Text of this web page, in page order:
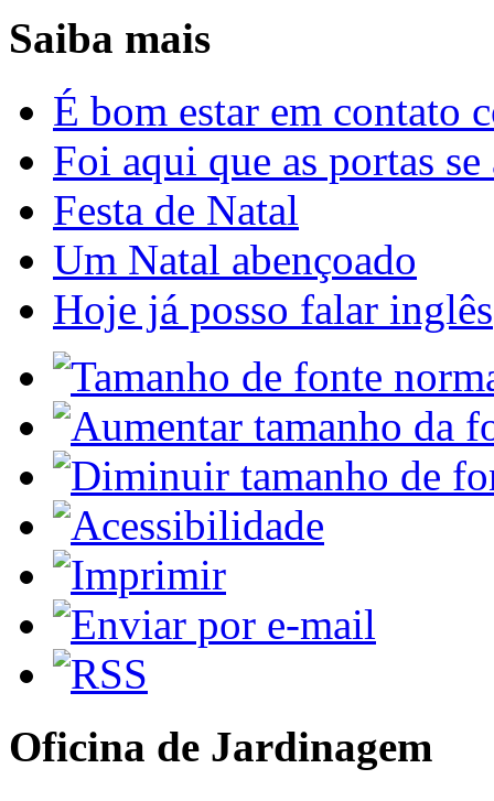
Saiba mais
É bom estar em contato
Foi aqui que as portas
Festa de Natal
Um Natal abençoado
Hoje já posso falar inglês
Oficina de Jardinagem